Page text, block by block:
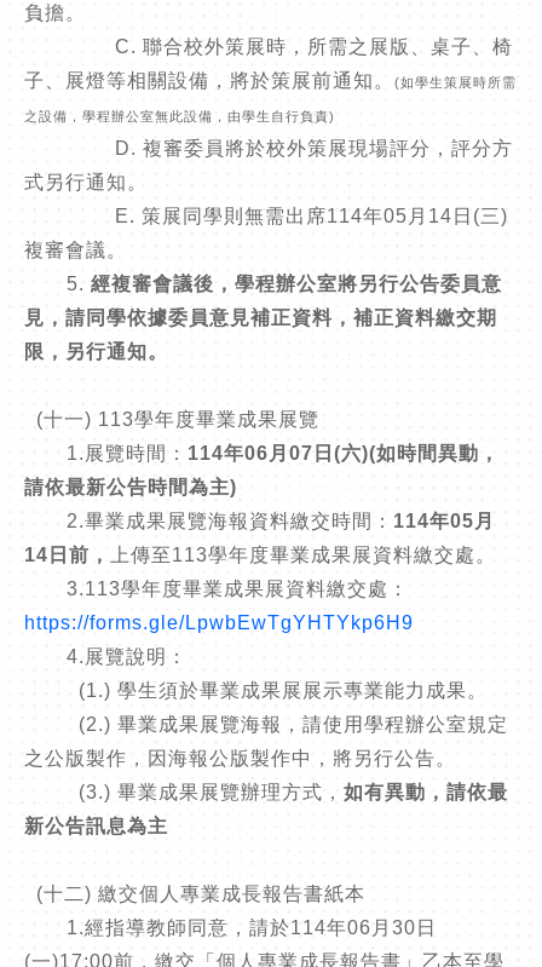
負擔。
C. 聯合校外策展時，所需之展版、桌子、椅
子、展燈等相關設備，將於策展前通知。
(如學生策展時所需
之設備，學程辦公室無此設備，由學生自行負責)
D. 複審委員將於校外策展現場評分，評分方
式另行通知。
E. 策展同學則無需出席114年05月14日(三)
複審會議。
5. 經複審會議後，學程辦公室將另行公告委員意
見，請同學依據委員意見補正資料，補正資料繳交期
限，另行通知。
(十一) 113學年度畢業成果展覽
1.展覽時間： 114年06月07日(六)(如時間異動，
請依最新公告時間為主)
2.畢業成果展覽海報資料繳交時間： 114年05月
14日前，
上傳至113學年度畢業成果展資料繳交處。
3.113學年度畢業成果展資料繳交處：
https://forms.gle/LpwbEwTgYHTYkp6H9
4.展覽說明：
(1.) 學生須於畢業成果展展示專業能力成果。
(2.) 畢業成果展覽海報，請使用學程辦公室規定
之公版製作，因海報公版製作中，將另行公告。
(3.) 畢業成果展覽辦理方式， 如有異動，請依最
新公告訊息為主
(十二) 繳交個人專業成長報告書紙本
1.經指導教師同意，請於114年06月30日
(一)17:00前，繳交「個人專業成長報告書」乙本至學